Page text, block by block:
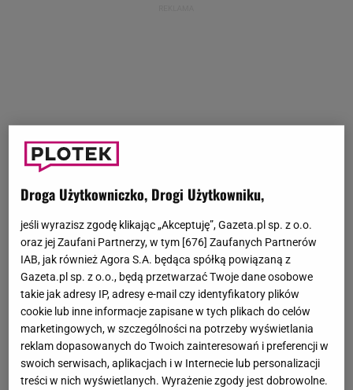
Droga Użytkowniczko, Drogi Użytkowniku,
jeśli wyrazisz zgodę klikając „Akceptuję”, Gazeta.pl sp. z o.o.
oraz jej Zaufani Partnerzy, w tym [676] Zaufanych Partnerów
IAB, jak również Agora S.A. będąca spółką powiązaną z
Gazeta.pl sp. z o.o., będą przetwarzać Twoje dane osobowe
takie jak adresy IP, adresy e-mail czy identyfikatory plików
cookie lub inne informacje zapisane w tych plikach do celów
marketingowych, w szczególności na potrzeby wyświetlania
reklam dopasowanych do Twoich zainteresowań i preferencji w
swoich serwisach, aplikacjach i w Internecie lub personalizacji
treści w nich wyświetlanych. Wyrażenie zgody jest dobrowolne.